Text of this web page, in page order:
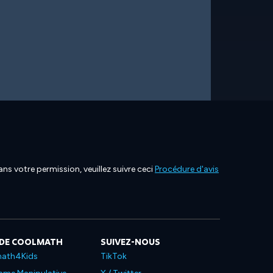
votre permission, veuillez suivre ceciProcédure d'avis
COOLMATH SUIVEZ-NOUS
TikTok